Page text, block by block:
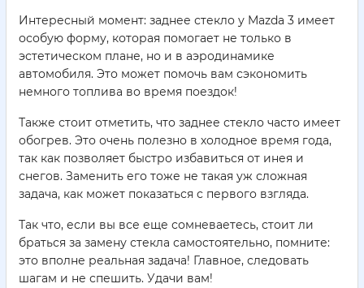
Интересный момент: заднее стекло у Mazda 3 имеет
особую форму, которая помогает не только в
эстетическом плане, но и в аэродинамике
автомобиля. Это может помочь вам сэкономить
немного топлива во время поездок!
Также стоит отметить, что заднее стекло часто имеет
обогрев. Это очень полезно в холодное время года,
так как позволяет быстро избавиться от инея и
снегов. Заменить его тоже не такая уж сложная
задача, как может показаться с первого взгляда.
Так что, если вы все еще сомневаетесь, стоит ли
браться за замену стекла самостоятельно, помните:
это вполне реальная задача! Главное, следовать
шагам и не спешить. Удачи вам!